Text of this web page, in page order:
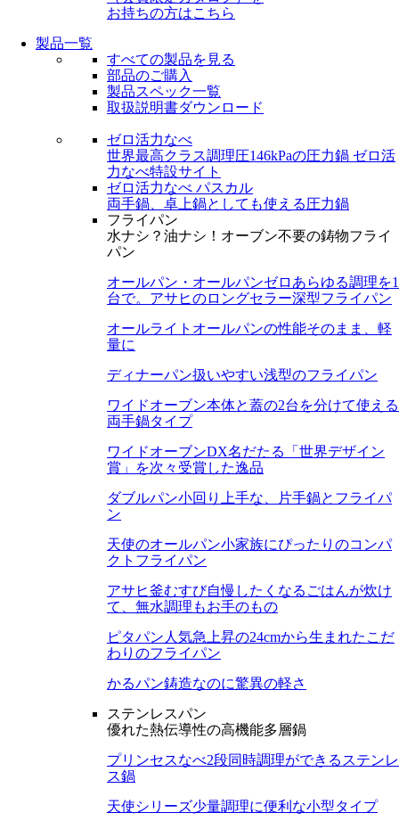
お持ちの方はこちら
製品一覧
すべての製品を見る
部品のご購入
製品スペック一覧
取扱説明書ダウンロード
ゼロ活力なべ
世界最高クラス調理圧146kPaの圧力鍋 ゼロ活
力なべ特設サイト
ゼロ活力なべ パスカル
両手鍋、卓上鍋としても使える圧力鍋
フライパン
水ナシ？油ナシ！オーブン不要の鋳物フライ
パン
オールパン・オールパンゼロ あらゆる調理を1
台で。アサヒのロングセラー深型フライパン
オールライト オールパンの性能そのまま、軽
量に
ディナーパン扱いやすい浅型のフライパン
ワイドオーブン本体と蓋の2台を分けて使える
両手鍋タイプ
ワイドオーブンDX名だたる「世界デザイン
賞」を次々受賞した逸品
ダブルパン小回り上手な、片手鍋とフライパ
ン
天使のオールパン小家族にぴったりのコンパ
クトフライパン
アサヒ釜むすび自慢したくなるごはんが炊け
て、無水調理もお手のもの
ピタパン 人気急上昇の24cmから生まれたこだ
わりのフライパン
かるパン鋳造なのに驚異の軽さ
ステンレスパン
優れた熱伝導性の高機能多層鍋
プリンセスなべ2段同時調理ができるステンレ
ス鍋
天使シリーズ少量調理に便利な小型タイプ